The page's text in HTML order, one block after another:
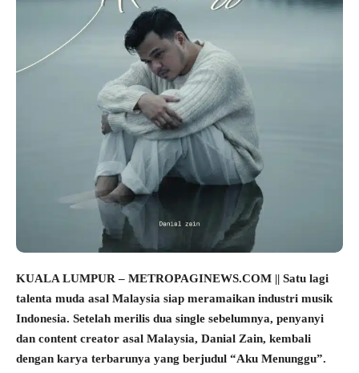
KUALA LUMPUR – METROPAGINEWS.COM || Satu lagi
talenta muda asal Malaysia siap meramaikan industri musik
Indonesia. Setelah merilis dua single sebelumnya, penyanyi
dan content creator asal Malaysia, Danial Zain, kembali
dengan karya terbarunya yang berjudul “Aku Menunggu”.